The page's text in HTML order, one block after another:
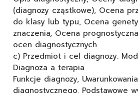
(diagnozy cząstkowe), Ocena
do klasy lub typu, Ocena
znaczenia, Ocena
ocen diagnostycznych
c) Przedmiot i cel diagnozy.
Diagnoza a terapia
Funkcje diagnozy,
diagnostycznego, Podstawowe